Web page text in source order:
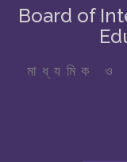
Board of
মাধ্যমিক ও